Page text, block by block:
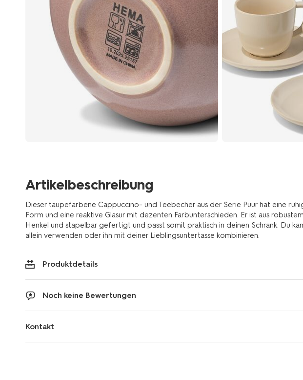
Artikelbeschreibung
Dieser taupefarbene Cappuccino- und Teebecher aus der Serie Puur hat eine
Form und eine reaktive Glasur mit dezenten Farbunterschieden. Er ist aus
Henkel und stapelbar gefertigt und passt somit praktisch in deinen Schrank. Du
allein verwenden oder ihn mit deiner Lieblingsuntertasse kombinieren.
Produktdetails
Noch keine Bewertungen
Kontakt